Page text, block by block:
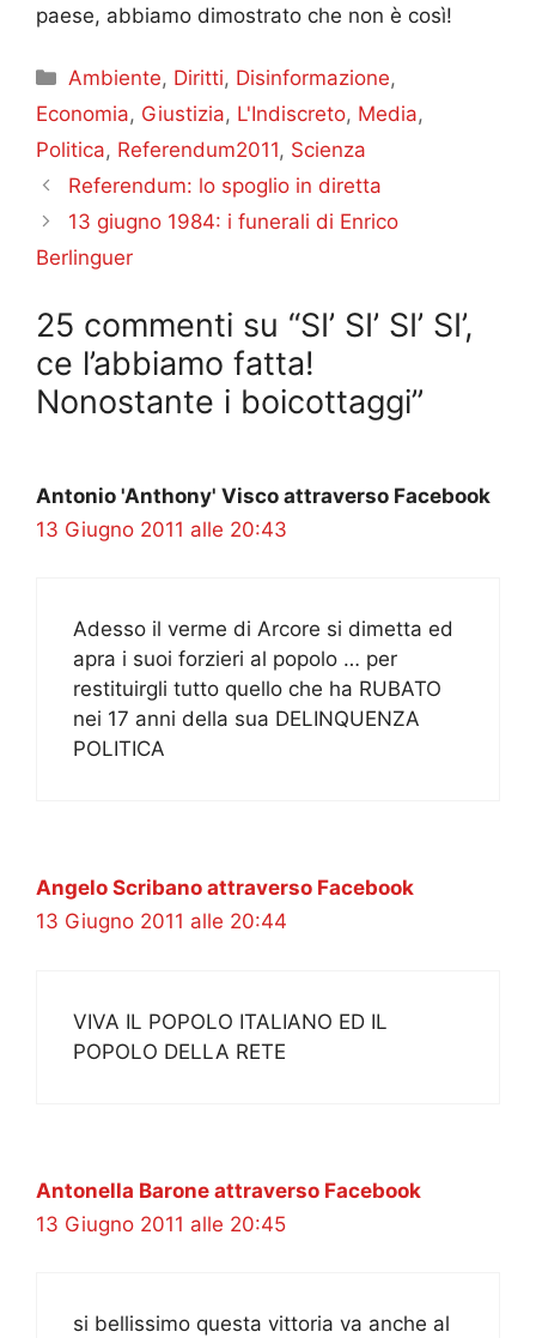
paese, abbiamo dimostrato che non è così!
Categorie
Ambiente, Diritti, Disinformazione,
Economia, Giustizia, L'Indiscreto, Media,
Politica, Referendum2011, Scienza
Referendum: lo spoglio in diretta
13 giugno 1984: i funerali di Enrico
Berlinguer
25 commenti su “SI’ SI’ SI’ SI’,
ce l’abbiamo fatta!
Nonostante i boicottaggi”
Antonio 'Anthony' Visco attraverso Facebook
13 Giugno 2011 alle 20:43
Adesso il verme di Arcore si dimetta ed
apra i suoi forzieri al popolo … per
restituirgli tutto quello che ha RUBATO
nei 17 anni della sua DELINQUENZA
POLITICA
Angelo Scribano attraverso Facebook
13 Giugno 2011 alle 20:44
VIVA IL POPOLO ITALIANO ED IL
POPOLO DELLA RETE
Antonella Barone attraverso Facebook
13 Giugno 2011 alle 20:45
si bellissimo questa vittoria va anche al